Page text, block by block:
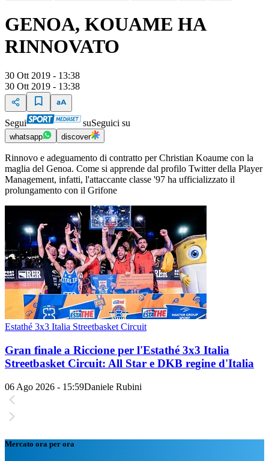
GENOA, KOUAME HA
RINNOVATO
30 Ott 2019 - 13:38
30 Ott 2019 - 13:38
Segui suSeguici su
whatsapp discover
Rinnovo e adeguamento di contratto per Christian Koaume con la
maglia del Genoa. Come si apprende dal profilo Twitter della Player
Management, infatti, l'attaccante classe '97 ha ufficializzato il
prolungamento con il Grifone
Estathé 3x3 Italia Streetbasket Circuit
Gran finale a Riccione per l'Estathé 3x3 Italia
Streetbasket Circuit: All Star e DKB regine d'Italia
06 Ago 2026 - 15:59Daniele Rubini
Mercato ora per ora